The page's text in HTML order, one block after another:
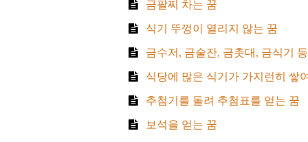
금팔찌 차는 꿈
식기 뚜껑이 열리지 않는 꿈
금수저, 금술잔, 금촛대, 금식기
식당에 많은 식기가 가지런히 쌓
추첨기를 돌려 추첨표를 얻는 꿈
보석을 얻는 꿈